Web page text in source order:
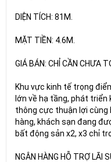
DIỆN TÍCH: 81M.
MẶT TIỀN: 4.6M.
GIÁ BÁN: CHỈ CẦN CHƯA
Khu vực kinh tế trọng
lớn về hạ tầng, phát
thông cực thuận lợi cùng
hàng, khách sạn đang
bất động sản x2, x3 chỉ
NGÂN HÀNG HỖ TRỢ LÃI